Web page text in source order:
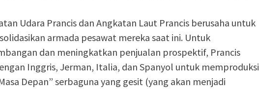
Udara Prancis dan Angkatan Laut Prancis berusaha untuk
armada pesawat mereka saat ini. Untuk
dan meningkatkan penjualan prospektif, Prancis
Inggris, Jerman, Italia, dan Spanyol untuk memproduksi
Depan” serbaguna yang gesit (yang akan menjadi